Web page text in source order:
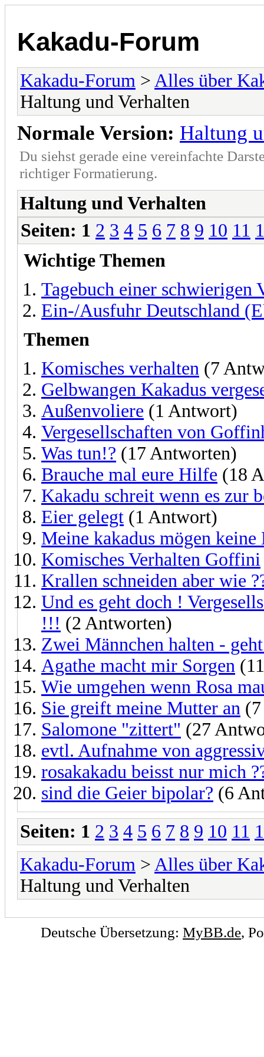
Kakadu-Forum
Kakadu-Forum > Alles über
Haltung und Verhalten
Normale Version: Haltung
Du siehst gerade eine vereinfachte
richtiger Formatierung.
Haltung und Verhalten
Seiten: 1 2 3 4 5 6 7 8 9 10 11
Wichtige Themen
Tagebuch einer schwierigen
Ein-/Ausfuhr Deutschland
Themen
Komisches verhalten (7
Gelbwangen Kakadus
Außenvoliere (1 Antwort)
Vergesellschaften von
Was tun!? (17 Antworten)
Brauche mal eure Hilfe (18
Kakadu schreit wenn es zur
Eier gelegt (1 Antwort)
Meine kakadus mögen
Komisches Verhalten Goffini
Krallen schneiden aber wie
Und es geht doch !
!!! (2 Antworten)
Zwei Männchen halten -
Agathe macht mir Sorgen
Wie umgehen wenn Rosa
Sie greift meine Mutter an
Salomone "zittert" (27
evtl. Aufnahme von
rosakakadu beisst nur mich
sind die Geier bipolar? (6
Seiten: 1 2 3 4 5 6 7 8 9 10 11
Kakadu-Forum > Alles über
Haltung und Verhalten
Deutsche Übersetzung: MyBB.de,